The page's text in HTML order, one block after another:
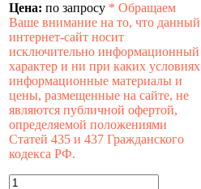
Цена: по запросу * Обращаем
Ваше внимание на то, что данный
интернет-сайт носит
исключительно информационный
характер и ни при каких условиях
информационные материалы и
цены, размещенные на сайте, не
являются публичной офертой,
определяемой положениями
Статей 435 и 437 Гражданского
кодекса РФ.